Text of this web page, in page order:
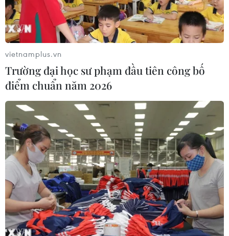
Vụ cháy Nhà thờ Đức Bà Paris:
Khoảnh khắc ngọn tháp đổ sập
16/04/2019 01:41
Phó Thị trưởng Paris, ông Emmanuel Gregoire, cho biết
ngọn tháp của Nhà thờ Đức Bà đã đổ sập trong vụ cháy
lớn tàn phá phần mái của công trình mang phong cách
kiến trúc Gothic lừng danh này.
vietnamplus.vn
Trường đại học sư phạm đầu tiên công bố
điểm chuẩn năm 2026